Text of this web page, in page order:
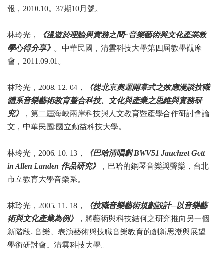
報，2010.10。37期10月號。
林玲光， 《漫遊於理論與實務之間~音樂藝術與文化產業教
學心得分享》 。中華民國， 清雲科技大學第四屆教學觀摩
會，2011.09.01 。
林玲光，2008. 12. 04 ，
《從北京奧運開幕式之效應漫談技職
體系音樂藝術教育整合科技、文化與產業之思維與實務研
究》
，第二屆海峽兩岸科技與人文教育暨產學合作研討會論
文，中華民國:國立勤益科技大學。
林玲光，2006. 10. 13 ，
《巴哈清唱劇 BWV51 Jauchzet Gott
in Allen Landen 作品研究》
，巴哈的鋼琴音樂與聲樂，台北
市立教育大學音樂系。
林玲光，2005. 11. 18 ，
《技職音樂藝術規劃設計─以音樂藝
術與文化產業為例》
，將藝術與科技結何之研究推向另一個
新階段: 音樂、表演藝術與技職音樂教育的創新思潮與展望
學術研討會。清雲科技大學。